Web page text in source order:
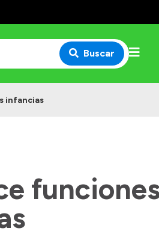
Buscar
infancias